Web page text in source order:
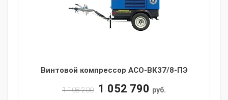
Винтовой компрессор АСО-ВК37/8-ПЭ
1 108 200 1 052 790 руб.